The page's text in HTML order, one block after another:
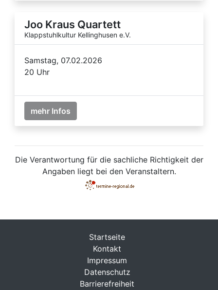
Joo Kraus Quartett
Klappstuhlkultur Kellinghusen e.V.
Samstag, 07.02.2026
20 Uhr
mehr Infos
Die Verantwortung für die sachliche Richtigkeit der
Angaben liegt bei den Veranstaltern.
Startseite
Kontakt
Impressum
Datenschutz
Barrierefreiheit